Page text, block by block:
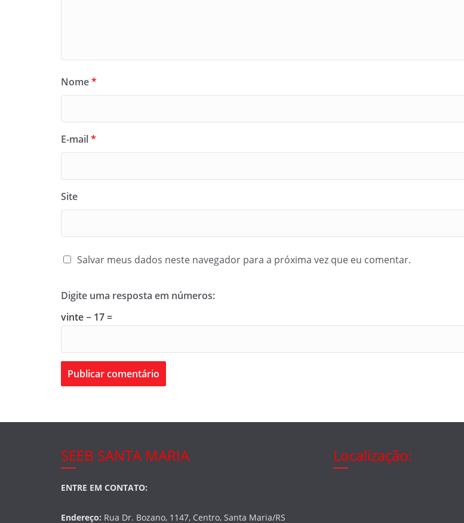
Nome*
E-mail*
Site
Salvar meus dados neste navegador para a próxima vez que eu comentar.
Digite uma resposta em números:
vinte − 17 =
SEEB SANTA MARIA
ENTRE EM CONTATO:
Endereço: Rua Dr. Bozano, 1147, Centro, Santa Maria/RS
Localização: